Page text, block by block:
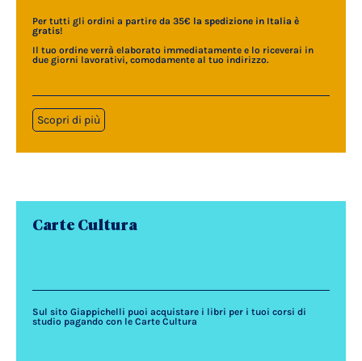
Per tutti gli ordini a partire da 35€ la spedizione in Italia è
gratis!
Il tuo ordine verrà elaborato immediatamente e lo riceverai in
due giorni lavorativi, comodamente al tuo indirizzo.
Scopri di più
Carte Cultura
Sul sito Giappichelli puoi acquistare i libri per i tuoi corsi di
studio pagando con le Carte Cultura